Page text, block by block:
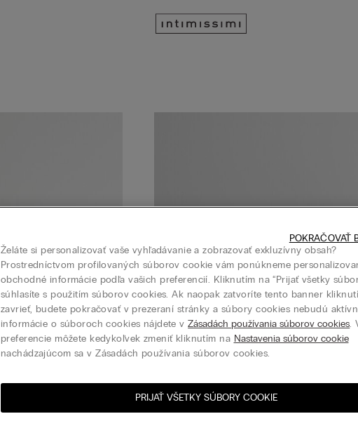
Želáte si personalizovať vaše vyhľadávanie a zobrazovať exkluzívny obsah?
Prostredníctvom profilovaných súborov cookie vám ponúkneme
obchodné informácie podľa vašich preferencií. Kliknutím na “Prijať všetky
súhlasíte s použitím súborov cookies. Ak naopak zatvoríte tento banner
zavrieť, budete pokračovať v prezeraní stránky a súbory cookies nebudú
informácie o súboroch cookies nájdete vZásadách používania súborov cookies.
preferencie môžete kedykoľvek zmeniť kliknutím na Nastavenia súborov cookie
nachádzajúcom sa v Zásadách používania súborov cookies.
PRIJAŤ VŠETKY SÚBORY COOKIE
POKRAČOVAŤ